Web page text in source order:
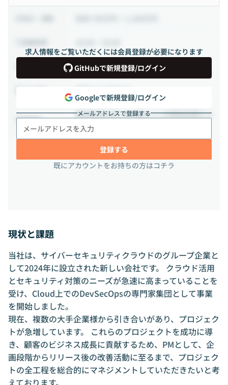
求人情報をご覧いただくには会員登録が必要になります
GitHubで新規登録/ログイン
Googleで新規登録/ログイン
メールアドレスで登録する
登録する
既にアカウントをお持ちの方はコチラ
正社員
勤務地
東京都 品川区 上大崎3-1-1 JR東急目黒ビル
13階
現状と課題
当社は、サイバーセキュリティクラウドのグループ企業と
して2024年に設立された新しい会社です。 クラウド活用
とセキュリティ対策のニーズが急速に高まっていることを
受け、Cloud上でのDevSecOpsの専門家集団として事業
を開始しました。
現在、複数の大手企業様から引き合いがあり、プロジェク
トが急増しています。 これらのプロジェクトを成功に導
き、顧客のビジネス成長に貢献するため、PMとして、企
画段階からリリース後の改善活動に至るまで、プロジェク
トの全工程を総合的にマネジメントしていただきたいと考
えております。